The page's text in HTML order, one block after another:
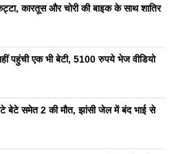
कारतूस और चोरी की बाइक के साथ शातिर
पहुंची एक भी बेटी, 5100 रुपये भेज वीडियो
समेत 2 की मौत, झांसी जेल में बंद भाई से